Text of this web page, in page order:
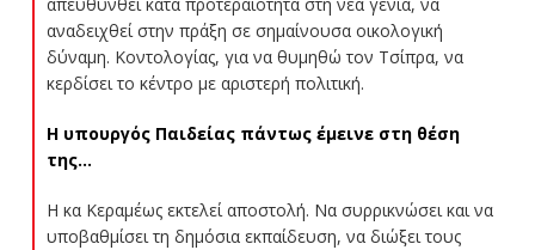
αναδειχθεί στην πράξη σε σημαίνουσα οικολογική
δύναμη. Κοντολογίας, για να θυμηθώ τον Τσίπρα, να
κερδίσει το κέντρο με αριστερή πολιτική.
Η υπουργός Παιδείας πάντως έμεινε στη θέση
της…
Η κα Κεραμέως εκτελεί αποστολή. Να συρρικνώσει και να
υποβαθμίσει τη δημόσια εκπαίδευση, να διώξει τους